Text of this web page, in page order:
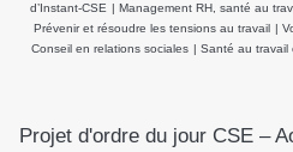
d’Instant-CSE | Management RH, santé au
Prévenir et résoudre les tensions au travail |
Conseil en relations sociales | Santé au travail
Projet d'ordre du jour CSE –